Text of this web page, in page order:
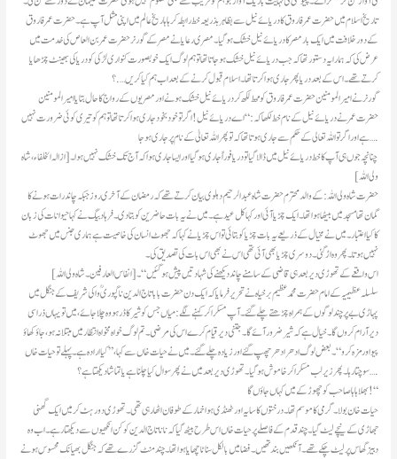
تاریخ اسلام میں حضرت عمر فاروق کا دریائے نیل سے بظاہر بذریعہ خط رابطہ کر ہاہار یخ عالم میں اپنی مثل آپ ہے۔ حضرت عمر فاروق
کے دور خلافت میں ایک بار مصر کا دریائے نیل خشک ہو گیا۔ مصری رعایا نے مصر کے گورنر حضرت عمر بن العاص کی خدمت میں
عرض کی کہ ہمارا یہ دستور تھا کہ جب دریائے نیل خشک ہو جاتا تھا تو ہم لوگ ایک خوبصورت کنواری لڑکی کو دریا کی بھینٹ چڑھایا
کرتے تھے۔ اس کے بعد دریا پھر جاری ہوا کرتا تھا۔ اسلام قبول کرنے کے بعد اب ہم کیا کریں ….؟
گورنر نے امیر المومنین حضرت عمر فاروق کو محط لکھ کر دریائے نیل خشک ہونے اور مصریوں کے رواج کا حال بتایا امیر المومنین
حضرت عمر نے دریائے نیل کے نام خط لکھا کہ: “اے دریائے نیل ! اگر تو خود بخود جاری ہوا کرتا تھا تو ہم کو تیری کوئی ضرورت نہیں
ہے اور اگر تو اللہ تعالی کے حکم سے جاری ہو تا تھا کہ تو پھر اللہ تعالیٰ کے نام پر جاری ہو جا ….
چنانچہ جوں ہی آپ کا خط دریائے نیل میں ڈالا گیا تو دریا فوراً جاری ہو گیا اور ایسا جاری ہوا کہ آج تک خشک نہیں ہوا۔ [ ازالہ الخلفاء، شاہ
ولی اللہ ]
حضرت شاہ ولی اللہ : کے والد محترم حضرت شاہ عبد الرحیم دہلوی بیان کرتے تھے کہ رمضان کے آخری روز جبکہ چاند رات ہونے کا
گمان تھا مسجد میں بیٹھا ہوا تھا۔ ایک چڑیا آئی اور کہا کل عید ہے۔ میں نے یہ بات حاضرین کو بتادی۔ فرہاد بیگ نے کہا حیوانات کی زبان
کا کیا اعتبار ۔ میں نے مخیال کے ذریعے یہ بات چڑیا کو بتائی تو اس چڑیا نے کہا کہ جھوٹ انسان کی خاصیت ہے ہماری جنس میں جھوٹ
نہیں ہوتا۔ پھر وہ اڑ گئی۔ دوسری چڑیا بھی آئی تھی اس نے بھی اس بات کی تصدیق کی۔
اس واقعے کے تھوڑی دیر بعد ہی قاضی کے سامنے چاند دیکھنے کی شہادتیں پیش ہو گئیں “۔[ انفاس العارفین۔ شاہ ولی اللہ ]
سلسلہ عظیمیہ کے امام حضرت محمد عظیم بر خیاہ نے تحریر فرمایا کہ ایک دن حضرت بابا تاج الدین ناگپوریؒ وا کی شریف کے جنگل میں
پہاڑی بے پر چند لوگوں کے ہمراہ چڑھتے چلے گئے۔ آپ مسکرا کر کہنے لگے:میاں جس کو شیر کا ڈر ہو وہ چلا جائے ، میں تو یہاں ذراسی
دیر آرام کروں گا۔ خیال ہے کہ شیر ضرور آئے گا۔ جتنی دیر قیام کرے اس کی مرضی۔ تم لوگ خواہ مخواہ انتظار میں مبتلا نہ ہو ، جاؤ کھاؤ
پیو اور مزہ کرو“۔ بعض لوگ ادھر ادھر چھپ گئے اور زیادہ چلے گئے۔ میں نے حیات خاں سے کہا، ”کیا ارادہ ہے۔ پہلے تو حیات خاں
سوچتا رہا۔ پھر زیر لب مسکرا کر خاموش ہو گیا۔ تھوڑی دیر بعد میں نے پھر سوال کیا چلنا ہے یا تماشادیکھتا ہے ؟….
بھلا ہا ہا صاحب کو چھوڑ کے میں کہاں جاؤں گا !“
حیات خان بولا۔ گرمی کا موسم تھا۔ درختوں کا سایہ اور ٹھنڈی ہو اخمار کے طوفان اٹھارہی تھی۔ تھوڑی دور ہٹ کر میں ایک گھنی
جھاڑی کے نیچے لیٹ گیا۔ چند قدم کے فاصلے پر حیات خاں اس طرح بیٹھ گیا کہ نانا تاج الدین کو کن انکھیوں سے دیکھتا رہے۔ اب وہ
دبیز گھاس پر لیٹ چکے تھے۔ آنکھیں بند تھیں۔ فضا میں بالکل سناٹا چھایا ہوا تھا۔ چند منٹ گزرے تھے کہ جنگل بھیانک محسوس ہونے